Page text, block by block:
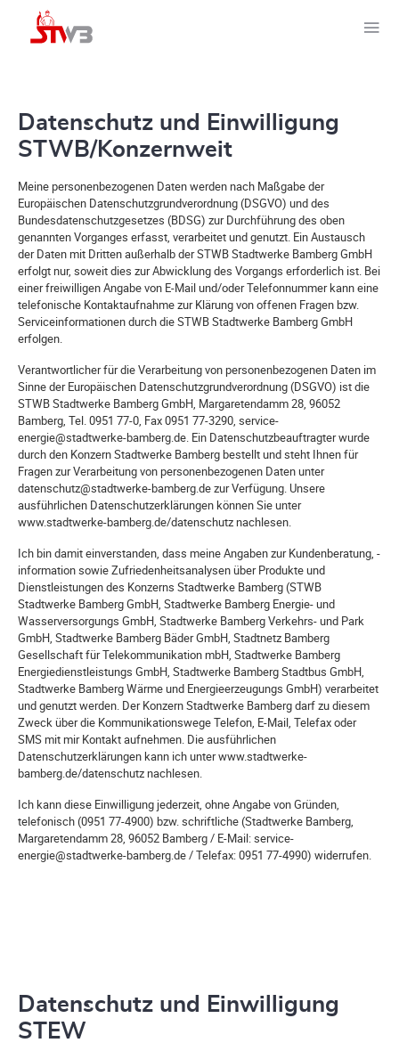
Datenschutz und Einwilligung
STWB/Konzernweit
Meine personenbezogenen Daten werden nach Maßgabe der
Europäischen Datenschutzgrundverordnung (DSGVO) und des
Bundesdatenschutzgesetzes (BDSG) zur Durchführung des oben
genannten Vorganges erfasst, verarbeitet und genutzt. Ein Austausch
der Daten mit Dritten außerhalb der STWB Stadtwerke Bamberg GmbH
erfolgt nur, soweit dies zur Abwicklung des Vorgangs erforderlich ist. Bei
einer freiwilligen Angabe von E-Mail und/oder Telefonnummer kann eine
telefonische Kontaktaufnahme zur Klärung von offenen Fragen bzw.
Serviceinformationen durch die STWB Stadtwerke Bamberg GmbH
erfolgen.
Verantwortlicher für die Verarbeitung von personenbezogenen Daten im
Sinne der Europäischen Datenschutzgrundverordnung (DSGVO) ist die
STWB Stadtwerke Bamberg GmbH, Margaretendamm 28, 96052
Bamberg, Tel. 0951 77-0, Fax 0951 77-3290, service-
energie@stadtwerke-bamberg.de. Ein Datenschutzbeauftragter wurde
durch den Konzern Stadtwerke Bamberg bestellt und steht Ihnen für
Fragen zur Verarbeitung von personenbezogenen Daten unter
datenschutz@stadtwerke-bamberg.de zur Verfügung. Unsere
ausführlichen Datenschutzerklärungen können Sie unter
www.stadtwerke-bamberg.de/datenschutz nachlesen.
Ich bin damit einverstanden, dass meine Angaben zur Kundenberatung, -
information sowie Zufriedenheitsanalysen über Produkte und
Dienstleistungen des Konzerns Stadtwerke Bamberg (STWB
Stadtwerke Bamberg GmbH, Stadtwerke Bamberg Energie- und
Wasserversorgungs GmbH, Stadtwerke Bamberg Verkehrs- und Park
GmbH, Stadtwerke Bamberg Bäder GmbH, Stadtnetz Bamberg
Gesellschaft für Telekommunikation mbH, Stadtwerke Bamberg
Energiedienstleistungs GmbH, Stadtwerke Bamberg Stadtbus GmbH,
Stadtwerke Bamberg Wärme und Energieerzeugungs GmbH) verarbeitet
und genutzt werden. Der Konzern Stadtwerke Bamberg darf zu diesem
Zweck über die Kommunikationswege Telefon, E-Mail, Telefax oder
SMS mit mir Kontakt aufnehmen. Die ausführlichen
Datenschutzerklärungen kann ich unter www.stadtwerke-
bamberg.de/datenschutz nachlesen.
Ich kann diese Einwilligung jederzeit, ohne Angabe von Gründen,
telefonisch (0951 77-4900) bzw. schriftliche (Stadtwerke Bamberg,
Margaretendamm 28, 96052 Bamberg / E-Mail: service-
energie@stadtwerke-bamberg.de / Telefax: 0951 77-4990) widerrufen.
Datenschutz und Einwilligung
STEW